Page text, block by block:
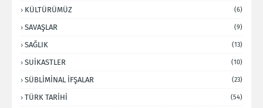
KÜLTÜRÜMÜZ (6)
SAVAŞLAR (9)
SAĞLIK (13)
SUİKASTLER (10)
SÜBLİMİNAL İFŞALAR (23)
TÜRK TARİHİ (54)